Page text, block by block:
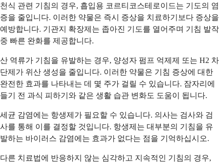
천식 관련 기침의 경우, 흡입용 코르티코스테로이드는 기도의 염
증을 줄입니다. 이러한 약물은 즉시 증상을 치료하기보다 증상을
예방합니다. 기관지 확장제는 좁아진 기도를 열어주며 기침 발작
중 빠른 완화를 제공합니다.
산 역류가 기침을 유발하는 경우, 양성자 펌프 억제제 또는 H2 차
단제가 위산 생성을 줄입니다. 이러한 약물은 기침 증상에 대한
완전한 효과를 나타내는 데 몇 주가 걸릴 수 있습니다. 잠자리에
들기 전 과식 피하기와 같은 생활 습관 변화도 도움이 됩니다.
세균 감염에는 항생제가 필요할 수 있습니다. 의사는 검사와 검
사를 통해 이를 결정할 것입니다. 항생제는 대부분의 기침을 유
발하는 바이러스 감염에는 효과가 없다는 점을 기억하십시오.
다른 치료법에 반응하지 않는 심각하고 지속적인 기침의 경우,